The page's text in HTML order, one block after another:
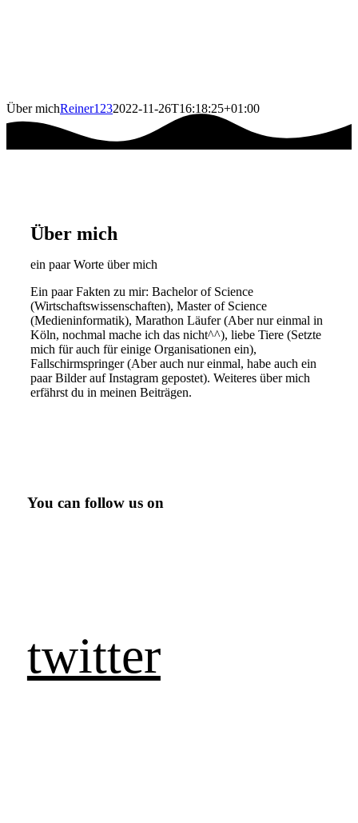
Über michReiner1232022-11-26T16:18:25+01:00
Über mich
ein paar Worte über mich
Ein paar Fakten zu mir: Bachelor of Science
(Wirtschaftswissenschaften), Master of Science
(Medieninformatik), Marathon Läufer (Aber nur einmal in
Köln, nochmal mache ich das nicht^^), liebe Tiere (Setzte
mich für auch für einige Organisationen ein),
Fallschirmspringer (Aber auch nur einmal, habe auch ein
paar Bilder auf Instagram gepostet). Weiteres über mich
erfährst du in meinen Beiträgen.
You can follow us on
twitter